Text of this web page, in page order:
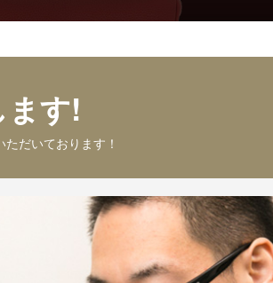
ます!
だいております！